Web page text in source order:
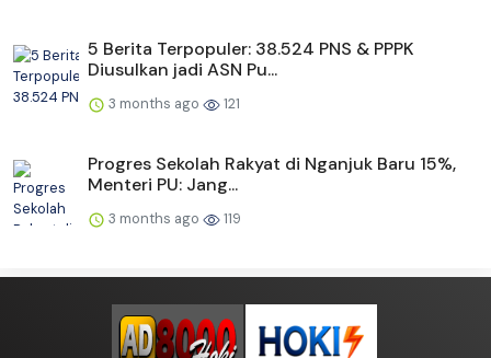
5 Berita Terpopuler: 38.524 PNS & PPPK
Diusulkan jadi ASN Pu...
3 months ago 121
Progres Sekolah Rakyat di Nganjuk Baru 15%,
Menteri PU: Jang...
3 months ago 119